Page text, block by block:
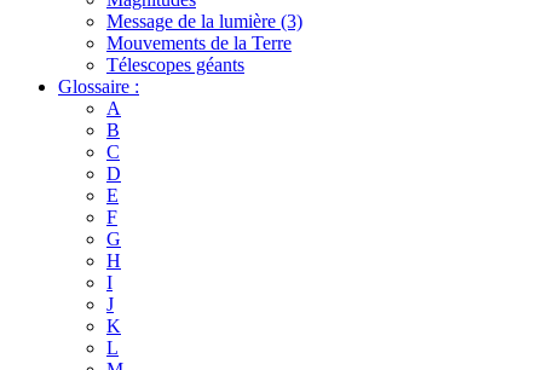
Message de la lumière (3)
Mouvements de la Terre
Télescopes géants
Glossaire :
A
B
C
D
E
F
G
H
I
J
K
L